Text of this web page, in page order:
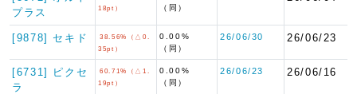
プラス
18pt）
（同）
[9878] セキド
38.56%（△0.
35pt）
0.00%
（同）
26/06/30 26/06/23
[6731] ピクセ
ラ
60.71%（△1.
19pt）
0.00%
（同）
26/06/23 26/06/16